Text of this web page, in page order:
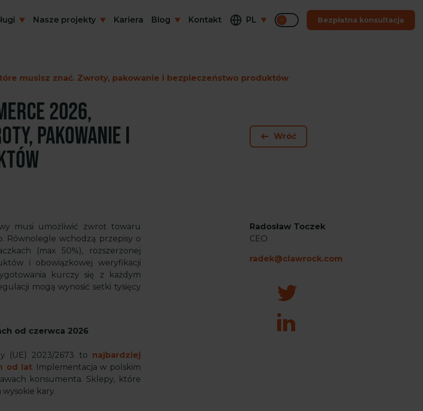
Nasze projekty Kariera Blog Kontakt PL Bezpłatna konsultacja
musisz znać. Zwroty, pakowanie i bezpieczeństwo produktów
2026,
pakowanie i
Wróć
musi umożliwić zwrot towaru
Równolegle wchodzą przepisy o
(max 50%), rozszerzonej
i obowiązkowej weryfikacji
kurczy się z każdym
mogą wynosić setki tysięcy
od czerwca 2026
(UE) 2023/2673 to najbardziej
od lat. Implementacja w polskim
konsumenta. Sklepy, które
wysokie kary.
Radosław Toczek
CEO
radek@clawrock.com